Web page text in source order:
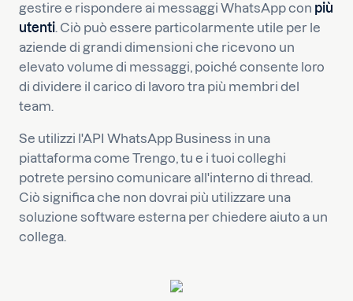
gestire e rispondere ai messaggi WhatsApp con più
utenti. Ciò può essere particolarmente utile per le
aziende di grandi dimensioni che ricevono un
elevato volume di messaggi, poiché consente loro
di dividere il carico di lavoro tra più membri del
team.
Se utilizzi l'API WhatsApp Business in una
piattaforma come Trengo, tu e i tuoi colleghi
potrete persino comunicare all'interno di thread.
Ciò significa che non dovrai più utilizzare una
soluzione software esterna per chiedere aiuto a un
collega.